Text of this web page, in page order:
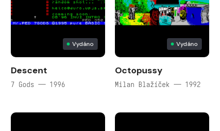
Vydáno
Descent
7 Gods — 1996
Vydáno
Octopussy
Milan Blažíček — 1992